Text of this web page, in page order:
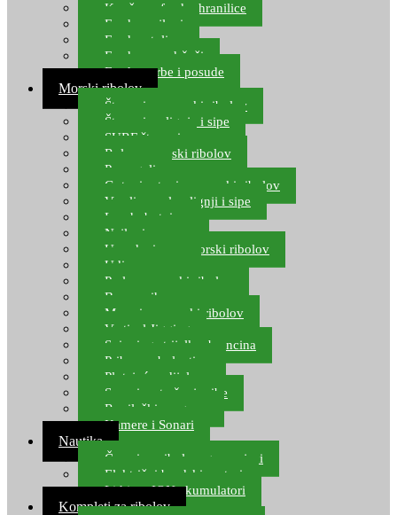
Kopče za feeder hranilice
Feeder najloni
Feeder stolice
Feeder arm držači
Feeder torbe i posude
Morski ribolov
Štapovi za morski ribolov
Štapovi za lignje i sipe
SURF štapovi
Role za morski ribolov
Parangali
Gotovi setovi za morski ribolov
Varalice za lov lignji i sipe
Lov hobotnice
Najloni za more
Upredenice za morski ribolov
Udice za more
Perle za morski ribolov
Brum prihrana za more
Mamci za morski ribolov
Vertical Jigging
Spinning strijelke, brancina
Pribor za bolentino
Plutajuća odijela
Sonari za traženje ribe
Ronilački program
Kamere i Sonari
Nautika
Čamci za ribolov, gumenjaci
Električni brodski motori
Lithium ION akumulatori
Kompleti za ribolov